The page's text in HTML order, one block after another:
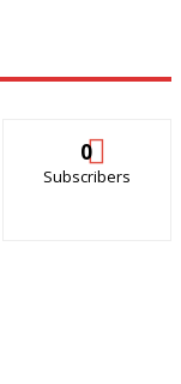
0
Subscribers